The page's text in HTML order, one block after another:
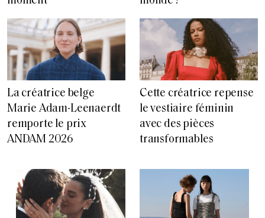
La créatrice belge
Marie Adam-Leenaerdt
remporte le prix
ANDAM 2026
Cette créatrice repense
le vestiaire féminin
avec des pièces
transformables